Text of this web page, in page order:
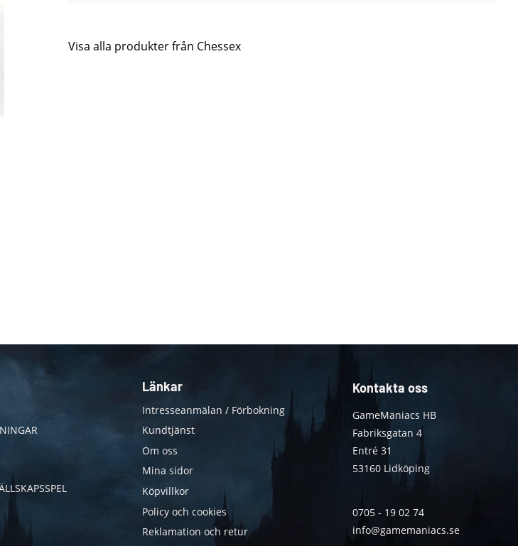
Visa alla produkter från Chessex
Länkar
Intresseanmälan / Förbokning
Kundtjänst
Om oss
Mina sidor
Köpvillkor
Policy och cookies
Reklamation och retur
Kontakta oss
GameManiacs HB
Fabriksgatan 4
Entré 31
53160 Lidköping
0705 - 19 02 74
info@gamemaniacs.se